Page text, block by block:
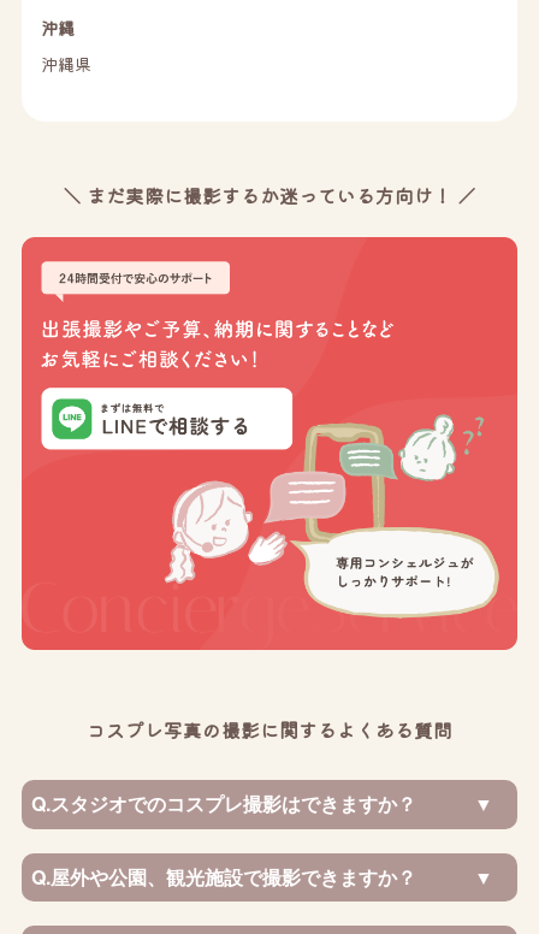
沖縄
沖縄県
＼ まだ実際に撮影するか迷っている方向け！ ／
コスプレ写真の撮影に関するよくある質問
Q.スタジオでのコスプレ撮影はできますか？
Q.屋外や公園、観光施設で撮影できますか？